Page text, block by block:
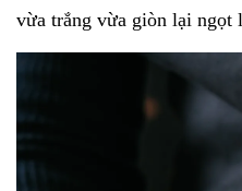
vừa trắng vừa giòn lại ngọt